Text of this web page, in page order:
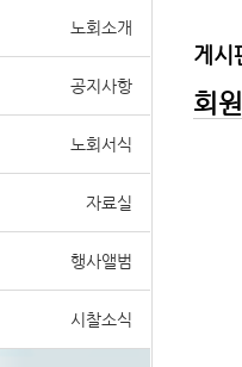
노회소개
공지사항
노회서식
자료실
행사앨범
시찰소식
게시
회